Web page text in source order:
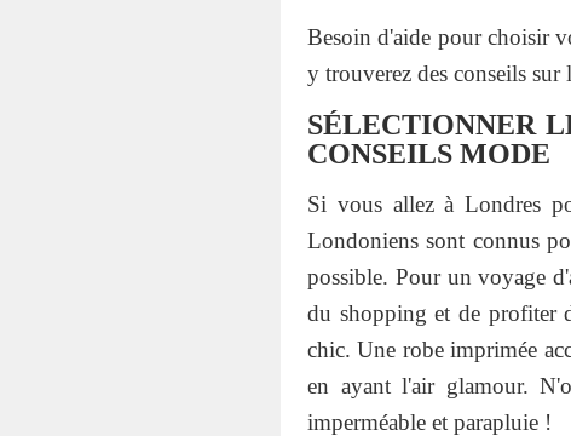
Besoin d'aide pour choisir
y trouverez des conseils sur
SÉLECTIONNER
CONSEILS MODE
Si vous allez à Londres
Londoniens sont connus
possible. Pour un voyage
du shopping et de profiter
chic. Une robe imprimée
en ayant l'air glamour.
imperméable et parapluie !